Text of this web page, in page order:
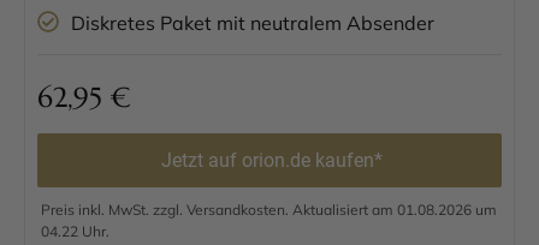
Diskretes Paket mit neutralem Absender
62,95 €
Jetzt auf orion.de kaufen*
Preis inkl. MwSt. zzgl. Versandkosten. Aktualisiert am 01.08.2026 um
04.22 Uhr.